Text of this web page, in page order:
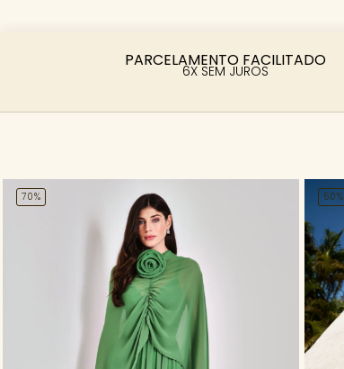
PARCELAMENTO FACILITADO
6X SEM JUROS
70% 50%